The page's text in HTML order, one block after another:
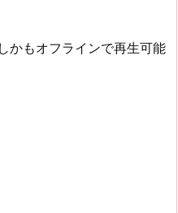
かもオフラインで再生可能